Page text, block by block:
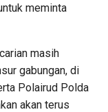
meminta
masih
gabungan, di
Polairud Polda
akan terus